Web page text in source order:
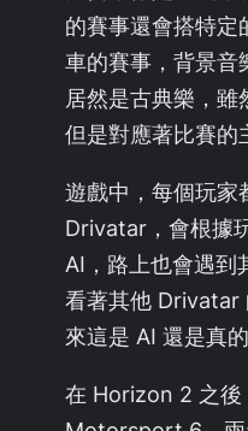
的賽事還會搭特定
車的賽事，背景音
居然是古典樂，雖
但是對應著比賽的
遊戲中，每個玩家
Drivatar，會根據
AI，路上也會遇到
看著其他 Drivatar
來這是 AI 還是真
在 Horizon 2 之後